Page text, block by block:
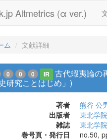
Altmetrics (α ver.)
ム 文献詳細
0 0 0 IR
古代蝦夷論の
研究ことはじめ」)
著者 熊谷 公
出版者
東北学
雑誌
東北学
巻号頁・発行日
no.50,